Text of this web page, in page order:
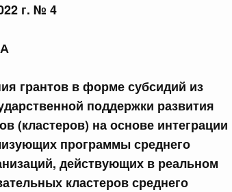
г. № 4
грантов в форме субсидий из
поддержки развития
(кластеров) на основе интеграции
программы среднего
действующих в реальном
кластеров среднего
г. № 933
резерва